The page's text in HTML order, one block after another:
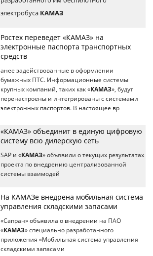
электробуса КАМАЗ
Ростех переведет «КАМАЗ» на
электронные паспорта транспортных
средств
анее задействованные в оформлении
бумажных ПТС. Информационные системы
крупных компаний, таких как «КАМАЗ», будут
перенастроены и интегрированы с системами
электронных паспортов. В настоящее вр
«КАМАЗ» объединит в единую цифровую
систему всю дилерскую сеть
SAP и «КАМАЗ» объявили о текущих результатах
проекта по внедрению централизованной
системы взаимодей
На КАМАЗе внедрена мобильная система
управления складскими запасами
«Сапран» объявила о внедрении на ПАО
«КАМАЗ» специально разработанного
приложения «Мобильная система управления
складскими запасами